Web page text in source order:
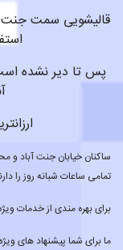
قالیشویی سمت جنت
پس تا دیر نشده
ساکنان خیابان جنت آباد و
تمامی ساعات شبانه روز را
برای بهره مندی از خدمات
ما برای شما پیشنهاد های